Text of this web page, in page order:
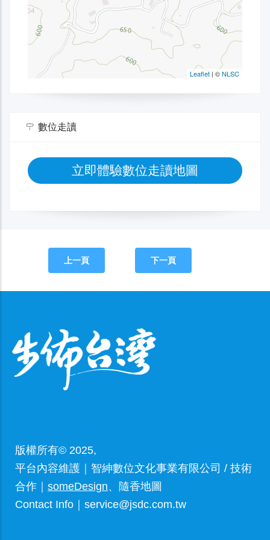
數位走讀
立即體驗數位走讀地圖
上一頁 下一頁
版權所有© 2025,
平台內容維護｜智紳數位文化事業有限公司 / 技術
合作｜ someDesign、隨香地圖
Contact Info｜service@jsdc.com.tw